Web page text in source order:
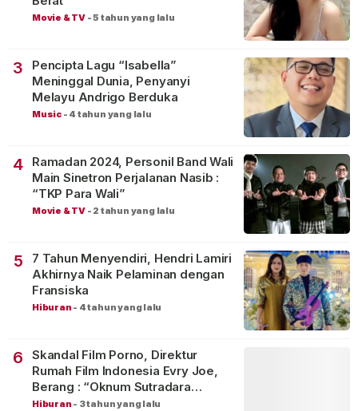
Movie & TV -5 tahun yang lalu
3
Pencipta Lagu “Isabella”
Meninggal Dunia, Penyanyi
Melayu Andrigo Berduka
Music - 4 tahun yang lalu
4
Ramadan 2024, Personil Band Wali
Main Sinetron Perjalanan Nasib :
“TKP Para Wali”
Movie & TV - 2 tahun yang lalu
5
7 Tahun Menyendiri, Hendri Lamiri
Akhirnya Naik Pelaminan dengan
Fransiska
Hiburan - 4 tahun yang lalu
6
Skandal Film Porno, Direktur
Rumah Film Indonesia Evry Joe,
Berang : “Oknum Sutradara
Merusak Perfilman Indonesia”!
Hiburan - 3 tahun yang lalu